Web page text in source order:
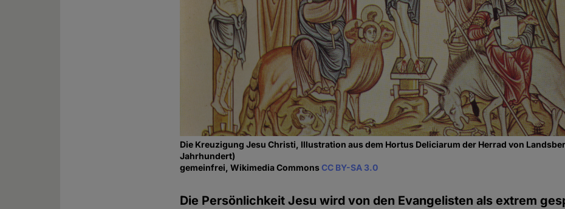
Die Kreuzigung Jesu Christi, Illustration aus dem Hortus Deliciarum der Herrad von
Jahrhundert)
gemeinfrei, Wikimedia CommonsCC BY-SA 3.0
Die Persönlichkeit Jesu wird von den Evangelisten als extrem